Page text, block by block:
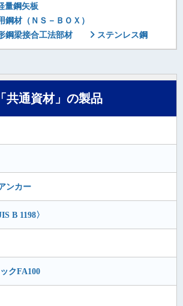
量鋼矢板
鋼材（ＮＳ－ＢＯＸ）
鋼梁接合工法部材
ステンレス鋼
「共通資材」の製品
ンカー
B 1198〉
クFA100